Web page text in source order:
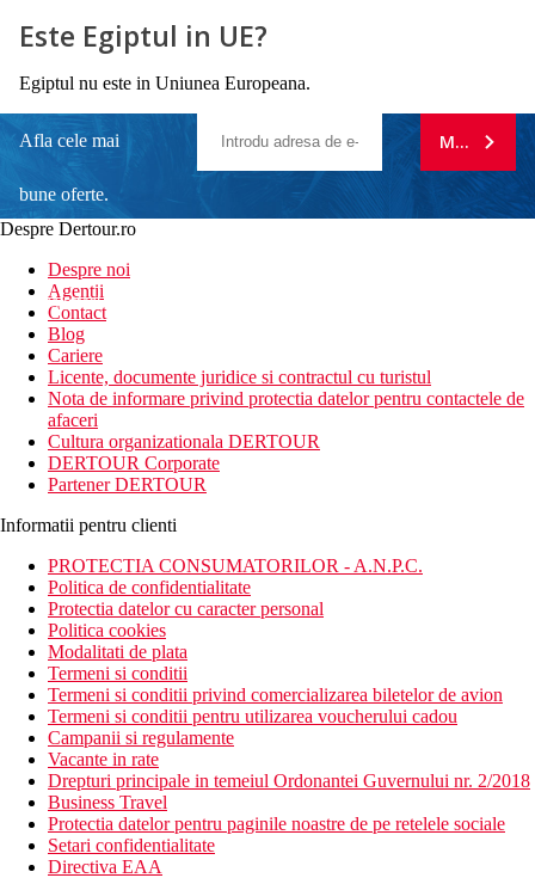
Este Egiptul in UE?
Egiptul nu este in Uniunea Europeana.
Afla cele mai
bune oferte.
newsletter!
MA
Despre Dertour.ro
Despre noi
Agentii
Contact
Blog
Cariere
Licente, documente juridice si contractul cu turistul
Nota de informare privind protectia datelor pentru contactele de
afaceri
Cultura organizationala DERTOUR
DERTOUR Corporate
Partener DERTOUR
Informatii pentru clienti
PROTECTIA CONSUMATORILOR - A.N.P.C.
Politica de confidentialitate
Protectia datelor cu caracter personal
Politica cookies
Modalitati de plata
Termeni si conditii
Termeni si conditii privind comercializarea biletelor de avion
Termeni si conditii pentru utilizarea voucherului cadou
Campanii si regulamente
Vacante in rate
Drepturi principale in temeiul Ordonantei Guvernului nr. 2/2018
Business Travel
Protectia datelor pentru paginile noastre de pe retelele sociale
Setari confidentialitate
Directiva EAA